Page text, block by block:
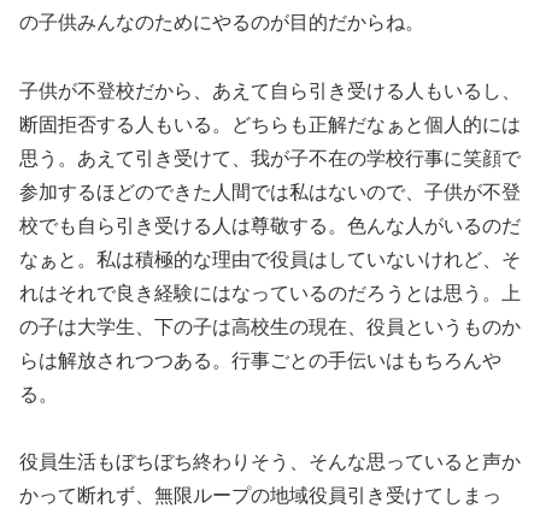
の子供みんなのためにやるのが目的だからね。
子供が不登校だから、あえて自ら引き受ける人もいるし、
断固拒否する人もいる。どちらも正解だなぁと個人的には
思う。あえて引き受けて、我が子不在の学校行事に笑顔で
参加するほどのできた人間では私はないので、子供が不登
校でも自ら引き受ける人は尊敬する。色んな人がいるのだ
なぁと。私は積極的な理由で役員はしていないけれど、そ
れはそれで良き経験にはなっているのだろうとは思う。上
の子は大学生、下の子は高校生の現在、役員というものか
らは解放されつつある。行事ごとの手伝いはもちろんや
る。
役員生活もぼちぼち終わりそう、そんな思っていると声か
かって断れず、無限ループの地域役員引き受けてしまっ